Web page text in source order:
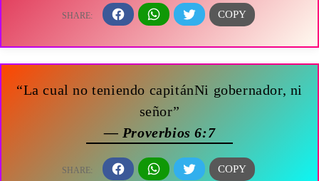
“La cual no teniendo capitánNi gobernador, ni
señor”
— Proverbios 6:7